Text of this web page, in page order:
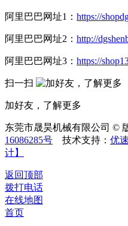
阿里巴巴网址1： https://
阿里巴巴网址2： http://
阿里巴巴网址3： https://
扫一扫
加好友，了解更多
东莞市晟昊机械有限公司 ©
16086285号 技术支持： 优
计】
返回顶部
拨打电话
在线地图
首页